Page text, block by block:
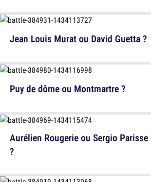
Jean Louis Murat ou David Guetta ?
Aurélien Rougerie ou Sergio Parisse
?
Puy de dôme ou Montmartre ?